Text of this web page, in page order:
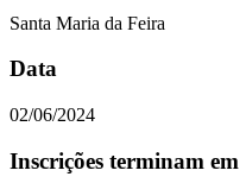
Santa Maria da Feira
Data
02/06/2024
Inscrições terminam em